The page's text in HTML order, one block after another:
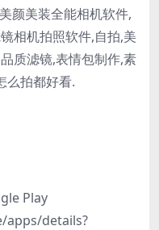
颜美装全能相机软件,
相机拍照软件,自拍,美
质滤镜,表情包制作,素
么拍都好看.
Play
apps/details?